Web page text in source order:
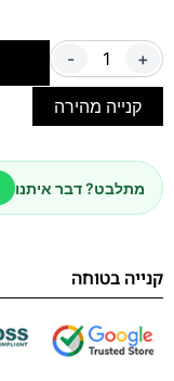
- +
קנייה מהירה
מתלבט? דבר איתנו
קנייה בטוחה